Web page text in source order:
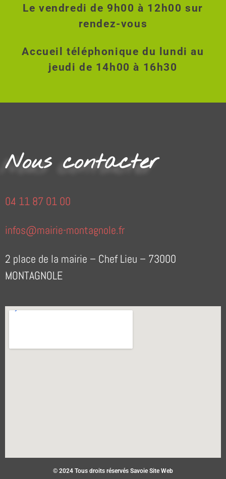
Le vendredi de 9h00 à 12h00 sur
rendez-vous
Accueil téléphonique du lundi au
jeudi de 14h00 à 16h30
Nous contacter
04 11 87 01 00
infos@mairie-montagnole.fr
2 place de la mairie – Chef Lieu – 73000
MONTAGNOLE
© 2024 Tous droits réservés Savoie Site Web